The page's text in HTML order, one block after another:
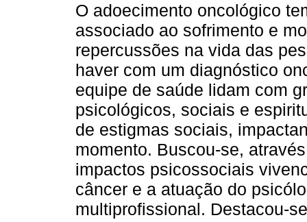
O adoecimento oncológico
associado ao sofrimento e
repercussões na vida das
haver com um diagnóstico
equipe de saúde lidam com
psicológicos, sociais e
de estigmas sociais,
momento. Buscou-se,
impactos psicossociais
câncer e a atuação do
multiprofissional. Destacou-